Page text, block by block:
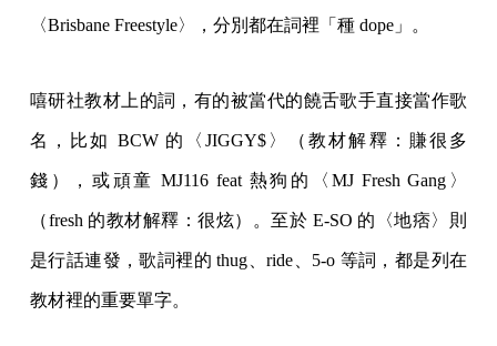
〈Brisbane Freestyle〉，分別都在詞裡「種 dope」。
嘻研社教材上的詞，有的被當代的饒舌歌手直接當作歌
名，比如 BCW 的〈JIGGY$〉（教材解釋：賺很多
錢），或頑童 MJ116 feat 熱狗的〈MJ Fresh Gang〉
（fresh 的教材解釋：很炫）。至於 E-SO 的〈地痞〉則
是行話連發，歌詞裡的 thug、ride、5-o 等詞，都是列在
教材裡的重要單字。